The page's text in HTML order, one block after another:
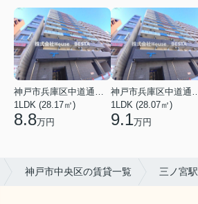
1LDK (28.17㎡)
8.8万円
1LDK (28.07㎡)
9.1万円
神戸市中央区の賃貸一覧 三ノ宮駅